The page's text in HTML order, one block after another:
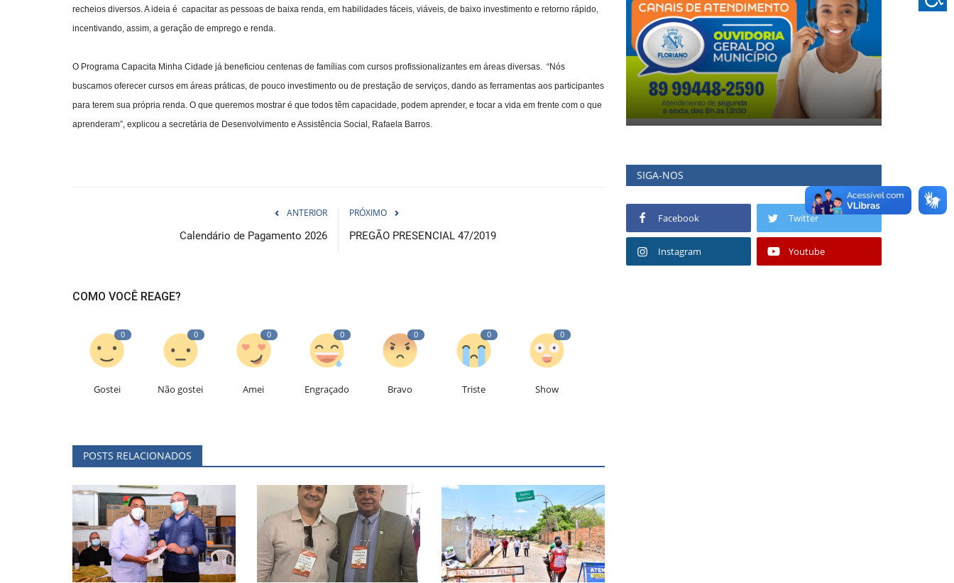
recheios diversos. A ideia é capacitar as pessoas de baixa renda, em habilidades fáceis, viáveis, de baixo investimento e retorno rápido,
incentivando, assim, a geração de emprego e renda.
O Programa Capacita Minha Cidade já beneficiou centenas de famílias com cursos profissionalizantes em áreas diversas. “Nós
buscamos oferecer cursos em áreas práticas, de pouco investimento ou de prestação de serviços, dando as ferramentas aos participantes
para terem sua própria renda. O que queremos mostrar é que todos têm capacidade, podem aprender, e tocar a vida em frente com o que
aprenderam”, explicou a secretária de Desenvolvimento e Assistência Social, Rafaela Barros.
ANTERIOR
Calendário de Pagamento 2026
PRÓXIMO
PREGÃO PRESENCIAL 47/2019
COMO VOCÊ REAGE?
0
Gostei
0
Não gostei
0
Amei
0
Engraçado
0
Bravo
0
Triste
0
Show
POSTS RELACIONADOS
SIGA-NOS
Facebook Twitter
Instagram Youtube